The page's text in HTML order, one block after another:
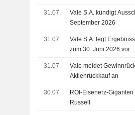
31.07.
Vale S.A. kündigt
September 2026
31.07.
Vale S.A. legt
zum 30. Juni 2026 vor
31.07.
Vale meldet
Aktienrückkauf an
30.07.
ROI-Eisenerz-
Russell